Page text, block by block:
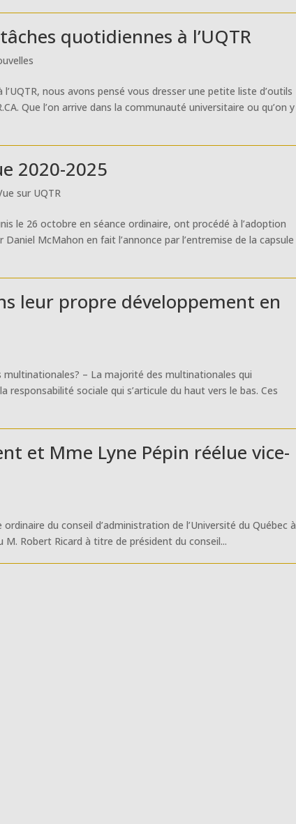
quotidiennes à l’UQTR
nous avons pensé vous dresser une petite liste d’outils
Que l’on arrive dans la communauté universitaire ou qu’on y
2020-2025
sur UQTR
le 26 octobre en séance ordinaire, ont procédé à l’adoption
McMahon en fait l’annonce par l’entremise de la capsule
leur propre développement en
– La majorité des multinationales qui
sociale qui s’articule du haut vers le bas. Ces
et Mme Lyne Pépin réélue vice-
du conseil d’administration de l’Université du Québec à
Robert Ricard à titre de président du conseil...